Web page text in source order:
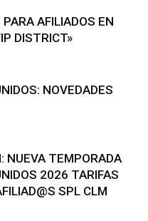
AFILIADOS EN
DISTRICT»
NOVEDADES
NUEVA TEMPORADA
2026 TARIFAS
SPL CLM